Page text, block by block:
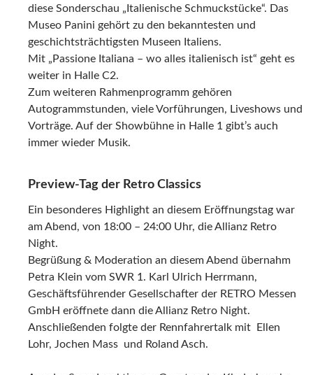
Versicherungen
Kleidung, Accessoires & Lifestyle
Prüforganisationen
HALLE 1 – MOTORGALERIE
Private Fahrzeugverkaufsbörse
Markenunabhängig, bundesweite Club- und
Sonderpräsentationen
Italienische Fahrzeugverkaufsbörse
Speisen, Wein, Italienischer Stil
HALLE 3
Internationale Premiumhändler, Restauratoren und
Werkstattausstatter
Accessoires und Zubehör
HALLE 4 – PORSCHE HALLE
Porsche Präsentation mit Clubs & Händlern